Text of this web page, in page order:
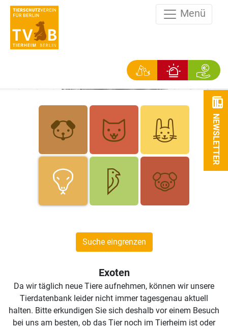
Menü
NEWSLETTER
Suche eingrenzen
Exoten
Da wir täglich neue Tiere aufnehmen, können wir unsere
Tierdatenbank leider nicht immer tagesgenau aktuell
halten. Bitte erkundigen Sie sich deshalb vor einem Besuch
bei uns am besten, ob das Tier noch im Tierheim ist oder